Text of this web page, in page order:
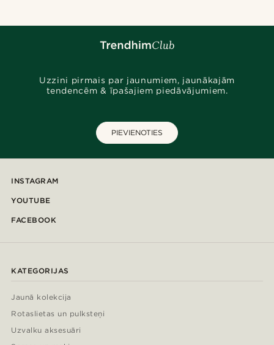
Uzzini pirmais par jaunumiem, jaunākajām
tendencēm & īpašajiem piedāvājumiem.
PIEVIENOTIES
INSTAGRAM
YOUTUBE
FACEBOOK
KATEGORIJAS
Jaunā kolekcija
Rotaslietas un pulksteņi
Uzvalku aksesuāri